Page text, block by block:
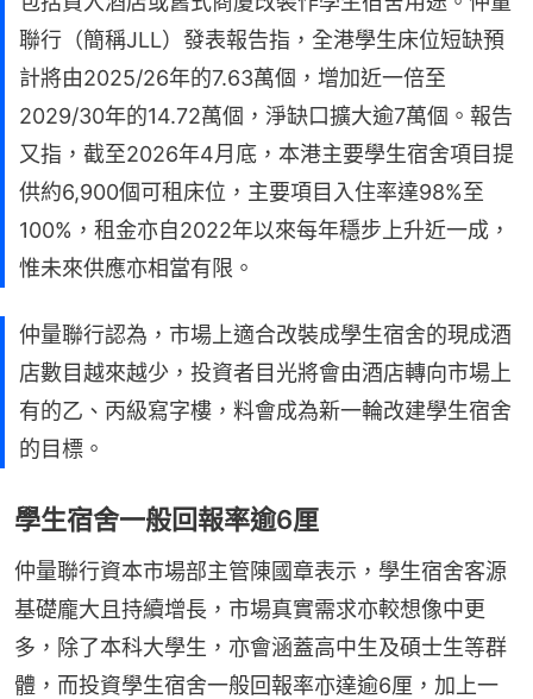
聯行（簡稱JLL）發表報告指，全港學生床位短缺預
計將由2025/26年的7.63萬個，增加近一倍至
2029/30年的14.72萬個，淨缺口擴大逾7萬個。報告
又指，截至2026年4月底，本港主要學生宿舍項目提
供約6,900個可租床位，主要項目入住率達98%至
100%，租金亦自2022年以來每年穩步上升近一成，
惟未來供應亦相當有限。
仲量聯行認為，市場上適合改裝成學生宿舍的現成酒
店數目越來越少，投資者目光將會由酒店轉向市場上
有的乙、丙級寫字樓，料會成為新一輪改建學生宿舍
的目標。
學生宿舍一般回報率逾6厘
仲量聯行資本市場部主管陳國章表示，學生宿舍客源
基礎龐大且持續增長，市場真實需求亦較想像中更
多，除了本科大學生，亦會涵蓋高中生及碩士生等群
體，而投資學生宿舍一般回報率亦達逾6厘，加上一